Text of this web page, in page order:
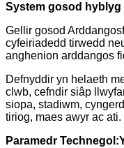
System gosod hyblyg
Gellir gosod
cyfeiriadedd tirwedd
anghenion arddangos
Defnyddir yn helaeth
clwb, cefndir siâp
siopa, stadiwm,
tiriog, maes awyr ac ati.
Paramedr Technegol: